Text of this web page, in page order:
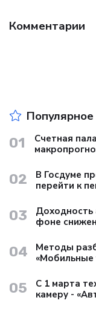
Комментарии
Популярное
01
Счетная
02
В Госдуме
перейти к
03
Доходность
фоне
04
Методы
«Мобильные
05
С 1 марта
камеру -